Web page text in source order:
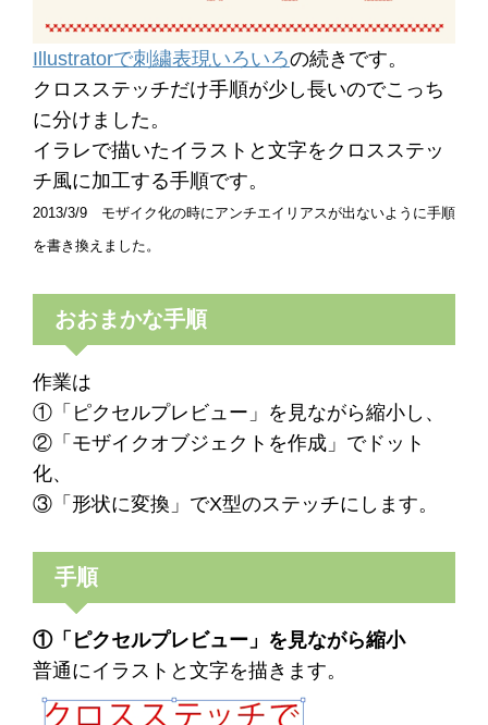
Illustratorで刺繍表現いろいろの続きです。
クロスステッチだけ手順が少し長いのでこっち
に分けました。
イラレで描いたイラストと文字をクロスステッ
チ風に加工する手順です。
2013/3/9 モザイク化の時にアンチエイリアスが出ないように手順
を書き換えました。
おおまかな手順
作業は
①「ピクセルプレビュー」を見ながら縮小し、
②「モザイクオブジェクトを作成」でドット
化、
③「形状に変換」でX型のステッチにします。
手順
①「ピクセルプレビュー」を見ながら縮小
普通にイラストと文字を描きます。